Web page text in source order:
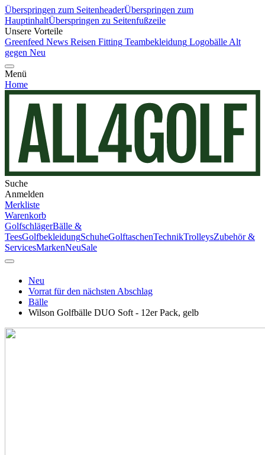
Überspringen zum SeitenheaderÜberspringen zum
HauptinhaltÜberspringen zu Seitenfußzeile
Unsere Vorteile
Greenfeed News Reisen Fitting Teambekleidung Logobälle Alt
gegen Neu
Menü
Home
Suche
Anmelden
Merkliste
Warenkorb
GolfschlägerBälle &
TeesGolfbekleidungSchuheGolftaschenTechnikTrolleysZubehör &
ServicesMarkenNeuSale
Neu
Vorrat für den nächsten Abschlag
Bälle
Wilson Golfbälle DUO Soft - 12er Pack, gelb